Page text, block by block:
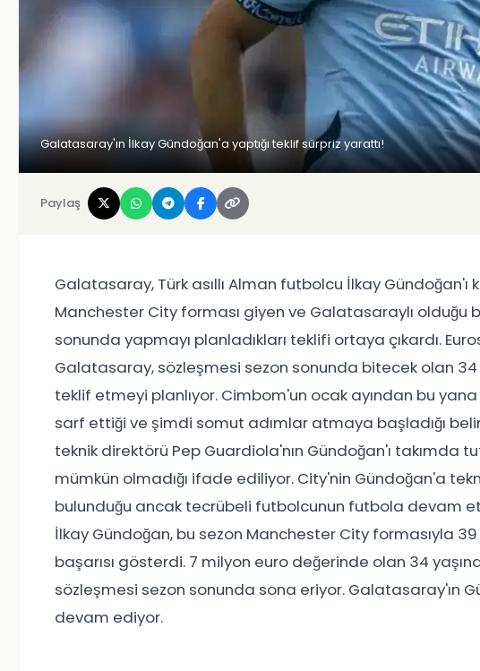
Galatasaray'ın İlkay Gündoğan'a yaptığı teklif sürpriz yarattı!
Paylaş
Galatasaray, Türk asıllı Alman futbolcu İlkay
Manchester City forması giyen ve Galatasaraylı olduğu
sonunda yapmayı planladıkları teklifi ortaya çıkardı.
Galatasaray, sözleşmesi sezon sonunda bitecek olan 34
teklif etmeyi planlıyor. Cimbom'un ocak ayından bu
sarf ettiği ve şimdi somut adımlar atmaya başladığı
teknik direktörü Pep Guardiola'nın Gündoğan'ı takımda
mümkün olmadığı ifade ediliyor. City'nin Gündoğan'a
bulunduğu ancak tecrübeli futbolcunun futbola devam
İlkay Gündoğan, bu sezon Manchester City formasıyla
başarısı gösterdi. 7 milyon euro değerinde olan 34
sözleşmesi sezon sonunda sona eriyor. Galatasaray'ın
devam ediyor.